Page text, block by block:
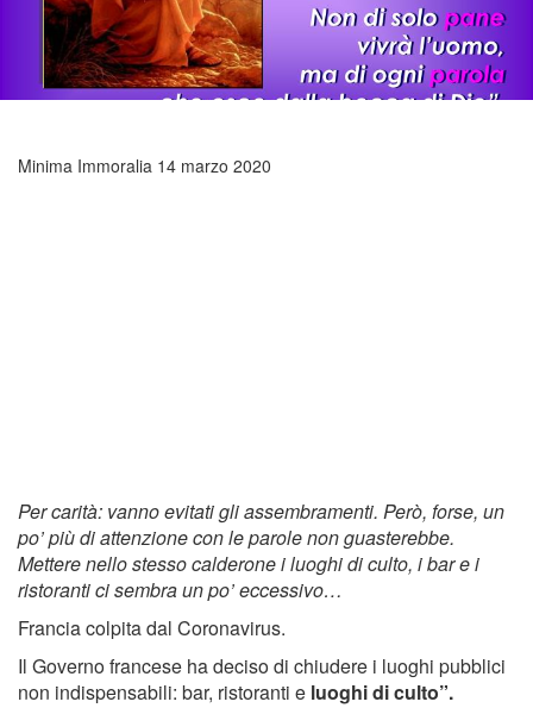
Minima Immoralia 14 marzo 2020
Per carità: vanno evitati gli assembramenti. Però, forse, un
po’ più di attenzione con le parole non guasterebbe.
Mettere nello stesso calderone i luoghi di culto, i bar e i
ristoranti ci sembra un po’ eccessivo…
Francia colpita dal Coronavirus.
Il Governo francese ha deciso di chiudere i luoghi pubblici
non indispensabili: bar, ristoranti e luoghi di culto”.